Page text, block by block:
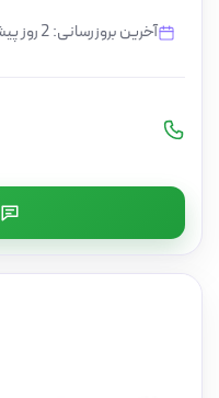
آخرین بروزرسانی: 2 روز پیش